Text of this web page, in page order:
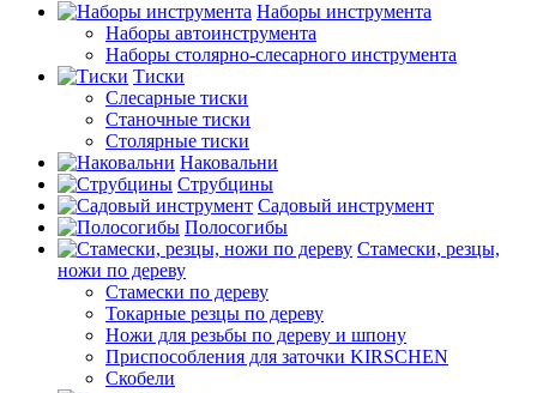
Наборы инструмента
Наборы автоинструмента
Наборы столярно-слесарного инструмента
Тиски
Слесарные тиски
Станочные тиски
Столярные тиски
Наковальни
Струбцины
Садовый инструмент
Полосогибы
Стамески, резцы,
ножи по дереву
Стамески по дереву
Токарные резцы по дереву
Ножи для резьбы по дереву и шпону
Приспособления для заточки KIRSCHEN
Скобели